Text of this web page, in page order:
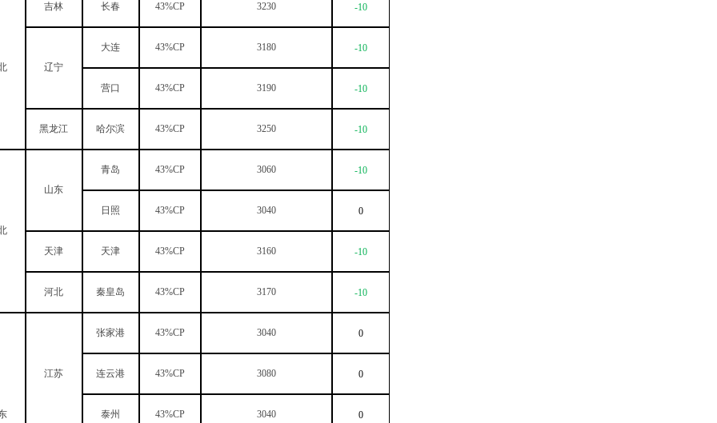
吉林 长春 43%CP 3230 -10
辽宁
大连 43%CP 3180 -10
营口 43%CP 3190 -10
黑龙江 哈尔滨 43%CP 3250 -10
山东
青岛 43%CP 3060 -10
日照 43%CP 3040 0
天津 天津 43%CP 3160 -10
河北 秦皇岛 43%CP 3170 -10
江苏
张家港 43%CP 3040 0
连云港 43%CP 3080 0
泰州 43%CP 3040 0